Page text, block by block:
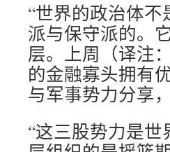
“世界的政治体
派与保守派的。
层。上周（译注
的金融寡头拥有
与军事势力分享
“这三股势力是